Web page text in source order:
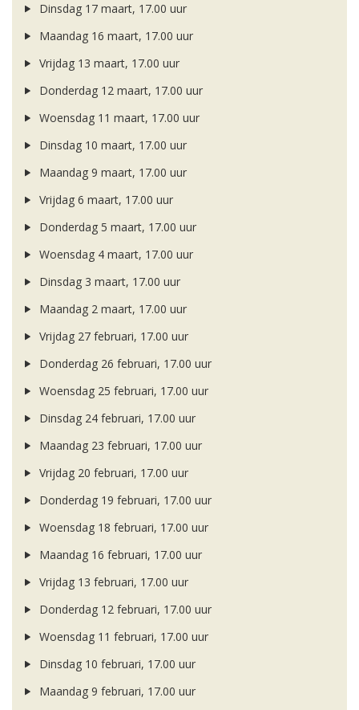
Dinsdag 17 maart, 17.00 uur
Maandag 16 maart, 17.00 uur
Vrijdag 13 maart, 17.00 uur
Donderdag 12 maart, 17.00 uur
Woensdag 11 maart, 17.00 uur
Dinsdag 10 maart, 17.00 uur
Maandag 9 maart, 17.00 uur
Vrijdag 6 maart, 17.00 uur
Donderdag 5 maart, 17.00 uur
Woensdag 4 maart, 17.00 uur
Dinsdag 3 maart, 17.00 uur
Maandag 2 maart, 17.00 uur
Vrijdag 27 februari, 17.00 uur
Donderdag 26 februari, 17.00 uur
Woensdag 25 februari, 17.00 uur
Dinsdag 24 februari, 17.00 uur
Maandag 23 februari, 17.00 uur
Vrijdag 20 februari, 17.00 uur
Donderdag 19 februari, 17.00 uur
Woensdag 18 februari, 17.00 uur
Maandag 16 februari, 17.00 uur
Vrijdag 13 februari, 17.00 uur
Donderdag 12 februari, 17.00 uur
Woensdag 11 februari, 17.00 uur
Dinsdag 10 februari, 17.00 uur
Maandag 9 februari, 17.00 uur